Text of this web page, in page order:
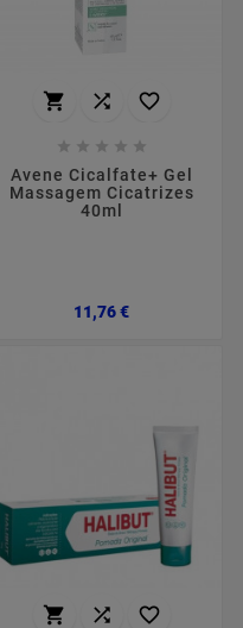
  
    
Avene Cicalfate+ Gel
Massagem Cicatrizes
40ml
11,76 €Preço
  